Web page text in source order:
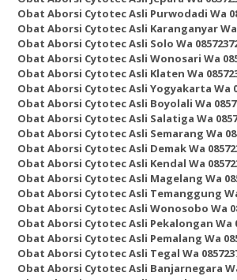
Obat Aborsi Cytotec Asli Purwodadi Wa
Obat Aborsi Cytotec Asli Karanganyar Wa
Obat Aborsi Cytotec Asli Solo Wa
Obat Aborsi Cytotec Asli Wonosari Wa
Obat Aborsi Cytotec Asli Klaten Wa
Obat Aborsi Cytotec Asli Yogyakarta Wa
Obat Aborsi Cytotec Asli Boyolali Wa
Obat Aborsi Cytotec Asli Salatiga Wa
Obat Aborsi Cytotec Asli Semarang Wa
Obat Aborsi Cytotec Asli Demak Wa
Obat Aborsi Cytotec Asli Kendal Wa
Obat Aborsi Cytotec Asli Magelang Wa
Obat Aborsi Cytotec Asli Temanggung Wa
Obat Aborsi Cytotec Asli Wonosobo Wa
Obat Aborsi Cytotec Asli Pekalongan Wa
Obat Aborsi Cytotec Asli Pemalang Wa
Obat Aborsi Cytotec Asli Tegal Wa
Obat Aborsi Cytotec Asli Banjarnegara Wa